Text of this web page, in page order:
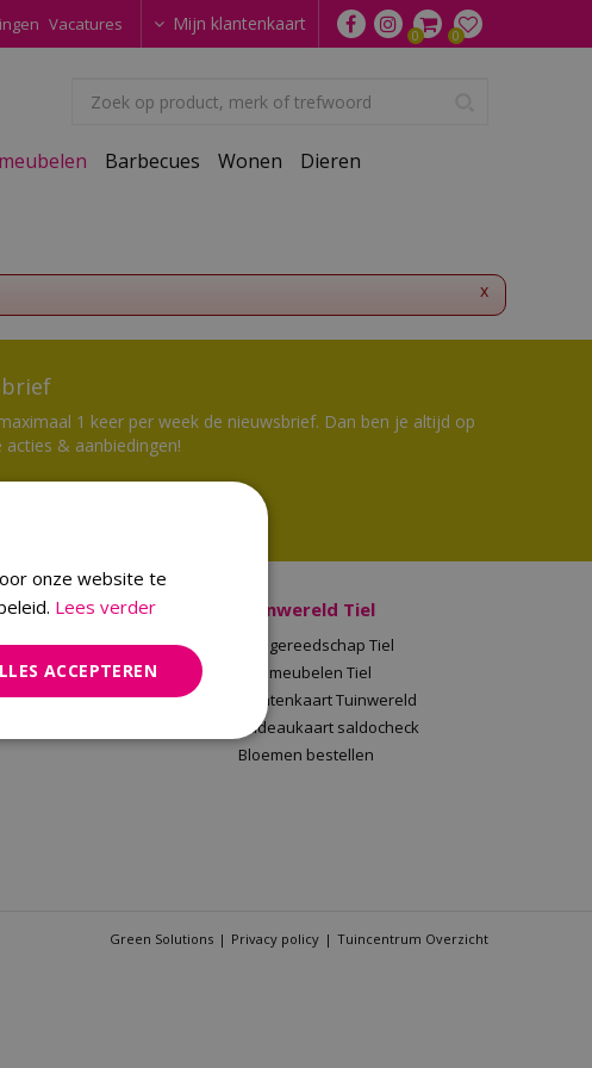
Vacatures Mijn klantenkaart
Barbecues Wonen Dieren
x
1 keer per week de nieuwsbrief. Dan ben je altijd op
& aanbiedingen!
Malden
Malden
Tuinwereld
saldocheck
Tuinwereld Tiel
Tuingereedschap Tiel
Tuinmeubelen Tiel
Klantenkaart Tuinwereld
Cadeaukaart saldocheck
Bloemen bestellen
Green Solutions Privacy policy Tuincentrum Overzicht
onze website te
Lees verder
ACCEPTEREN